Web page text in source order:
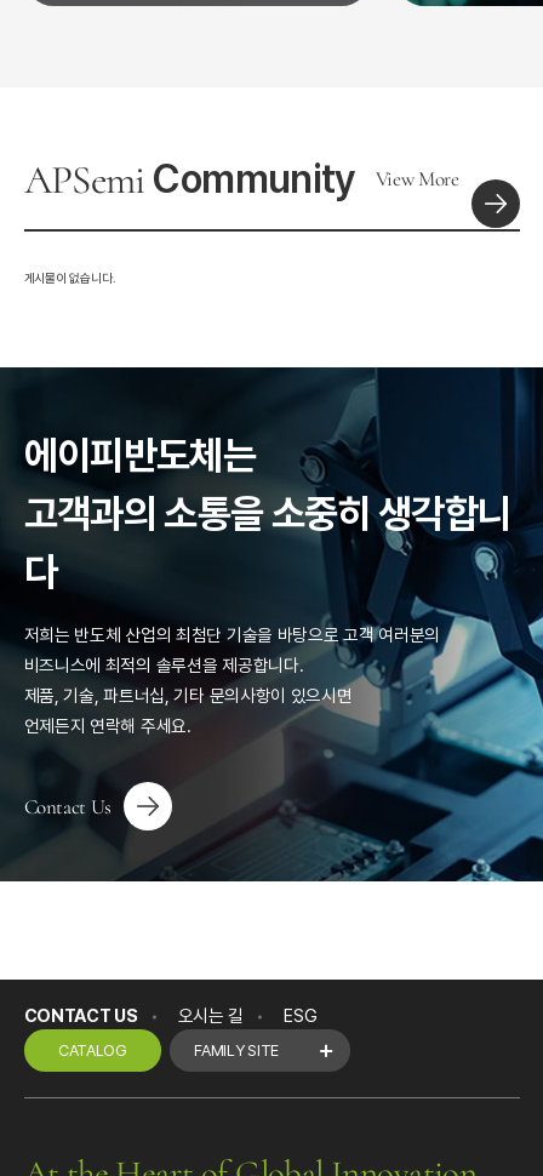
APSemi Community View More
게시물이 없습니다.
에이피반도체는
고객과의 소통을 소중히 생각합니
다
저희는 반도체 산업의 최첨단 기술을 바탕으로 고객 여러분의
비즈니스에 최적의 솔루션을 제공합니다.
제품, 기술, 파트너십, 기타 문의사항이 있으시면
언제든지 연락해 주세요.
Contact Us
CONTACT US 오시는 길 ESG
CATALOG FAMILY SITE